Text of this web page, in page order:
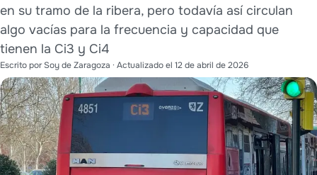
en su tramo de la ribera, pero todavía así circulan
algo vacías para la frecuencia y capacidad que
tienen la Ci3 y Ci4
Escrito porSoy de Zaragoza · Actualizado el 12 de abril de 2026